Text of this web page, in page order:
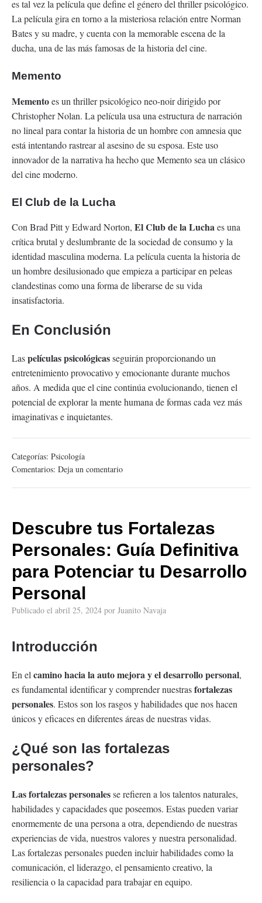
es tal vez la película que define el género del thriller psicológico.
La película gira en torno a la misteriosa relación entre Norman
Bates y su madre, y cuenta con la memorable escena de la
ducha, una de las más famosas de la historia del cine.
Memento
Mementoes un thriller psicológico neo-noir dirigido por
Christopher Nolan. La película usa una estructura de narración
no lineal para contar la historia de un hombre con amnesia que
está intentando rastrear al asesino de su esposa. Este uso
innovador de la narrativa ha hecho que Memento sea un clásico
del cine moderno.
El Club de la Lucha
Con Brad Pitt y Edward Norton, El Club de la Luchaes una
crítica brutal y deslumbrante de la sociedad de consumo y la
identidad masculina moderna. La película cuenta la historia de
un hombre desilusionado que empieza a participar en peleas
clandestinas como una forma de liberarse de su vida
insatisfactoria.
En Conclusión
Laspelículas psicológicasseguirán proporcionando un
entretenimiento provocativo y emocionante durante muchos
años. A medida que el cine continúa evolucionando, tienen el
potencial de explorar la mente humana de formas cada vez más
imaginativas e inquietantes.
Categorías: Psicología
Comentarios: Deja un comentario
Descubre tus Fortalezas
Personales: Guía Definitiva
para Potenciar tu Desarrollo
Personal
Publicado el abril 25, 2024 por Juanito Navaja
Introducción
En el camino hacia la auto mejora y el desarrollo personal,
es fundamental identificar y comprender nuestrasfortalezas
personales. Estos son los rasgos y habilidades que nos hacen
únicos y eficaces en diferentes áreas de nuestras vidas.
¿Qué son las fortalezas
personales?
Las fortalezas personalesse refieren a los talentos naturales,
habilidades y capacidades que poseemos. Estas pueden variar
enormemente de una persona a otra, dependiendo de nuestras
experiencias de vida, nuestros valores y nuestra personalidad.
Las fortalezas personales pueden incluir habilidades como la
comunicación, el liderazgo, el pensamiento creativo, la
resiliencia o la capacidad para trabajar en equipo.